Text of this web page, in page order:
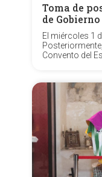
Toma de
de
El miércoles 1
Convento del